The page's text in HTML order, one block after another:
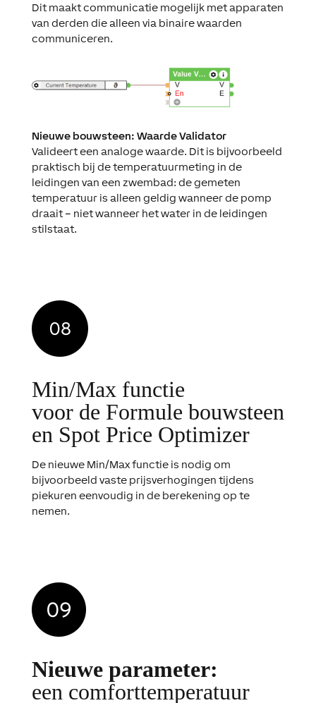
Dit maakt communicatie mogelijk met apparaten
van derden die alleen via binaire waarden
communiceren.
Nieuwe bouwsteen: Waarde Validator
Valideert een analoge waarde. Dit is bijvoorbeeld
praktisch bij de temperatuurmeting in de
leidingen van een zwembad: de gemeten
temperatuur is alleen geldig wanneer de pomp
draait – niet wanneer het water in de leidingen
stilstaat.
Min/Max functie
voor de Formule bouwsteen
en Spot Price Optimizer
De nieuwe Min/Max functie is nodig om
bijvoorbeeld vaste prijsverhogingen tijdens
piekuren eenvoudig in de berekening op te
nemen.
Nieuwe parameter:
een comforttemperatuur